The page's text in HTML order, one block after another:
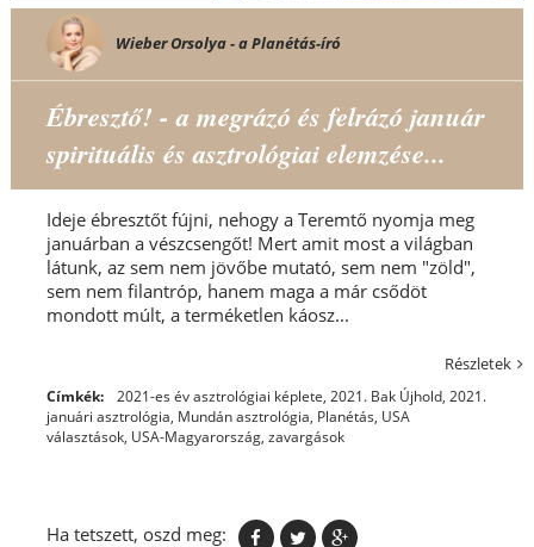
Wieber Orsolya - a Planétás-író
Ébresztő! - a megrázó és felrázó január
spirituális és asztrológiai elemzése...
Ideje ébresztőt fújni, nehogy a Teremtő nyomja meg
januárban a vészcsengőt! Mert amit most a világban
látunk, az sem nem jövőbe mutató, sem nem "zöld",
sem nem filantróp, hanem maga a már csődöt
mondott múlt, a terméketlen káosz...
Részletek
Címkék: 2021-es év asztrológiai képlete, 2021. Bak Újhold, 2021.
januári asztrológia, Mundán asztrológia, Planétás, USA
választások, USA-Magyarország, zavargások
Ha tetszett, oszd meg: